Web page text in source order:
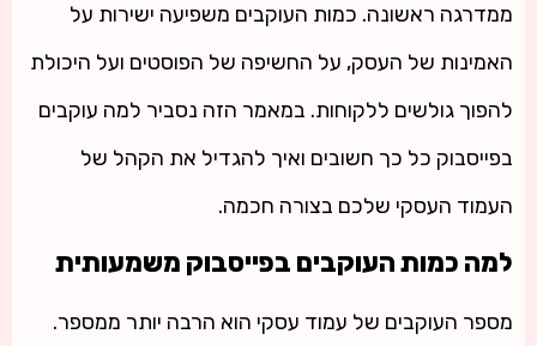
ממדרגה ראשונה. כמות העוקבים משפיעה ישירות על
האמינות של העסק, על החשיפה של הפוסטים ועל היכולת
להפוך גולשים ללקוחות. במאמר הזה נסביר למה עוקבים
בפייסבוק כל כך חשובים ואיך להגדיל את הקהל של
העמוד העסקי שלכם בצורה חכמה.
למה כמות העוקבים בפייסבוק משמעותית
מספר העוקבים של עמוד עסקי הוא הרבה יותר ממספר.